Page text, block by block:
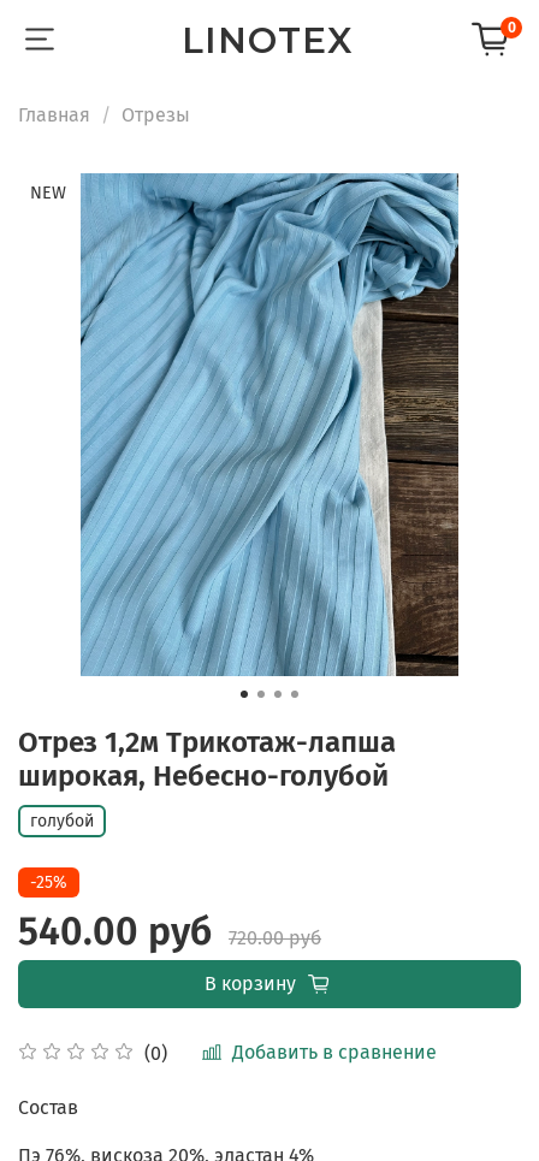
LINOTEX 0
Главная Отрезы
NEW
Отрез 1,2м Трикотаж-лапша
широкая, Небесно-голубой
(0) Добавить в сравнение
голубой
-25%
540.00 руб
720.00 руб
В корзину
Состав
Пэ 76%, вискоза 20%, эластан 4%